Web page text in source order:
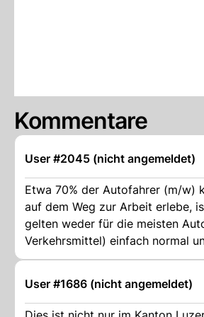
Kommentare
User #2045 (nicht angemeldet)
Etwa 70% der Autofahrer (m/w)
auf dem Weg zur Arbeit erlebe,
gelten weder für die meisten
Verkehrsmittel) einfach normal
User #1686 (nicht angemeldet)